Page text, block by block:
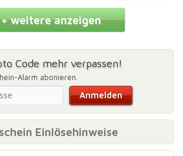
+ weitere anzeigen
Code mehr verpassen!
Alarm abonieren.
Einlösehinweise